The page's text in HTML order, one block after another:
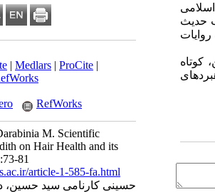
| Medlars | ProCite |
RefWorks
M. Scientific
on Hair Health and its
81
article-1-585-fa.html
حسینی کارنامی سید حسین،
حدیث
کوتاه‌